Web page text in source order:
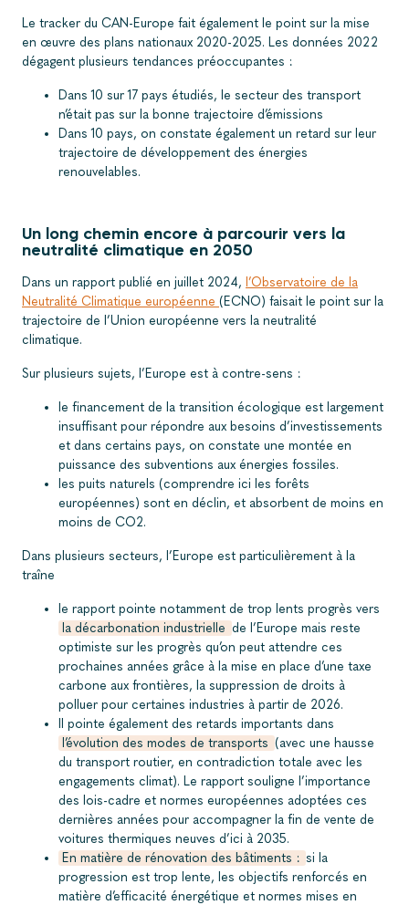
Le tracker du CAN-Europe fait également le point sur la mise
en œuvre des plans nationaux 2020-2025. Les données 2022
dégagent plusieurs tendances préoccupantes :
Dans 10 sur 17 pays étudiés, le secteur des transport
n’était pas sur la bonne trajectoire d’émissions
Dans 10 pays, on constate également un retard sur leur
trajectoire de développement des énergies
renouvelables.
Un long chemin encore à parcourir vers la
neutralité climatique en 2050
Dans un rapport publié en juillet 2024, l’Observatoire de la
Neutralité Climatique européenne (ECNO) faisait le point sur la
trajectoire de l’Union européenne vers la neutralité
climatique.
Sur plusieurs sujets, l’Europe est à contre-sens :
le financement de la transition écologique est largement
insuffisant pour répondre aux besoins d’investissements
et dans certains pays, on constate une montée en
puissance des subventions aux énergies fossiles.
les puits naturels (comprendre ici les forêts
européennes) sont en déclin, et absorbent de moins en
moins de CO2.
Dans plusieurs secteurs, l’Europe est particulièrement à la
traîne
le rapport pointe notamment de trop lents progrès vers
la décarbonation industrielle de l’Europe mais reste
optimiste sur les progrès qu’on peut attendre ces
prochaines années grâce à la mise en place d’une taxe
carbone aux frontières, la suppression de droits à
polluer pour certaines industries à partir de 2026.
Il pointe également des retards importants dans
l’évolution des modes de transports (avec une hausse
du transport routier, en contradiction totale avec les
engagements climat). Le rapport souligne l’importance
des lois-cadre et normes européennes adoptées ces
dernières années pour accompagner la fin de vente de
voitures thermiques neuves d’ici à 2035.
En matière de rénovation des bâtiments : si la
progression est trop lente, les objectifs renforcés en
matière d’efficacité énergétique et normes mises en